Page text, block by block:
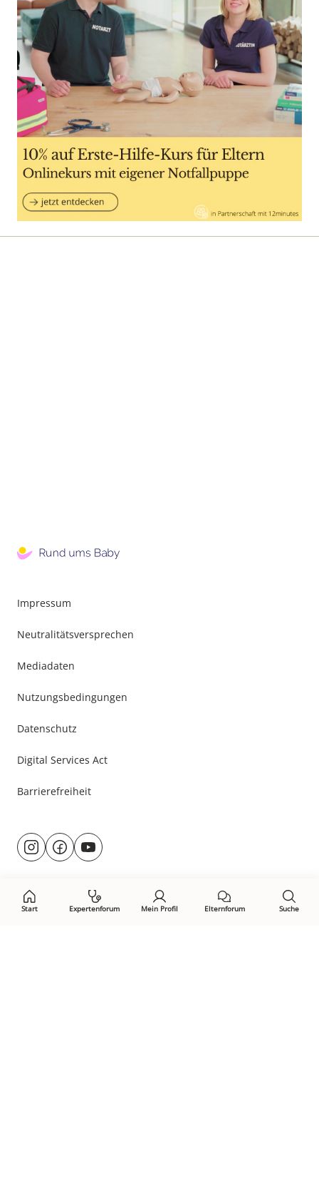
Start Expertenforum Mein Profil Elternforum Suche
Impressum
Neutralitätsversprechen
Mediadaten
Nutzungsbedingungen
Datenschutz
Digital Services Act
Barrierefreiheit
Besuche
uns@rund.ums.baby
facebook.com/rundumsbaby.de
youtube.com/@rundumsbaby_